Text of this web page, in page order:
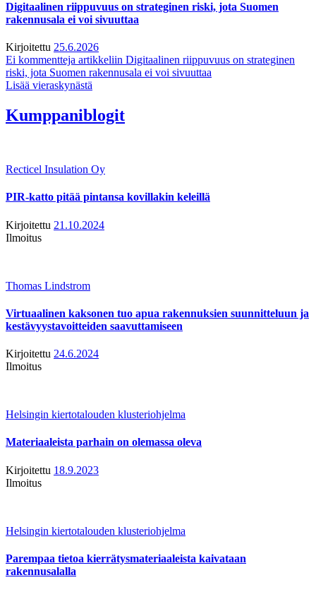
Digitaalinen riippuvuus on strateginen riski, jota Suomen
rakennusala ei voi sivuuttaa
Kirjoitettu 25.6.2026
Ei kommentteja artikkeliin Digitaalinen riippuvuus on strateginen
riski, jota Suomen rakennusala ei voi sivuuttaa
Lisää vieraskynästä
Kumppaniblogit
Recticel Insulation Oy
PIR-katto pitää pintansa kovillakin keleillä
Kirjoitettu 21.10.2024
Ilmoitus
Thomas Lindstrom
Virtuaalinen kaksonen tuo apua rakennuksien suunnitteluun ja
kestävyystavoitteiden saavuttamiseen
Kirjoitettu 24.6.2024
Ilmoitus
Helsingin kiertotalouden klusteriohjelma
Materiaaleista parhain on olemassa oleva
Kirjoitettu 18.9.2023
Ilmoitus
Helsingin kiertotalouden klusteriohjelma
Parempaa tietoa kierrätysmateriaaleista kaivataan
rakennusalalla